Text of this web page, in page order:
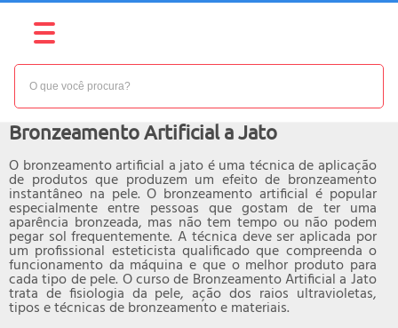
NÍVEL: INTERMEDIÁRIO
Bronzeamento Artificial a Jato
O bronzeamento artificial a jato é uma técnica de aplicação
de produtos que produzem um efeito de bronzeamento
instantâneo na pele. O bronzeamento artificial é popular
especialmente entre pessoas que gostam de ter uma
aparência bronzeada, mas não tem tempo ou não podem
pegar sol frequentemente. A técnica deve ser aplicada por
um profissional esteticista qualificado que compreenda o
funcionamento da máquina e que o melhor produto para
cada tipo de pele. O curso de Bronzeamento Artificial a Jato
trata de fisiologia da pele, ação dos raios ultravioletas,
tipos e técnicas de bronzeamento e materiais.